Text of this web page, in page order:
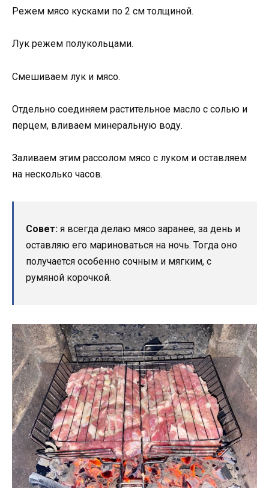
Режем мясо кусками по 2 см толщиной.
Лук режем полукольцами.
Смешиваем лук и мясо.
Отдельно соединяем растительное масло с солью и
перцем, вливаем минеральную воду.
Заливаем этим рассолом мясо с луком и оставляем
на несколько часов.
Совет: я всегда делаю мясо заранее, за день и
оставляю его мариноваться на ночь. Тогда оно
получается особенно сочным и мягким, с
румяной корочкой.